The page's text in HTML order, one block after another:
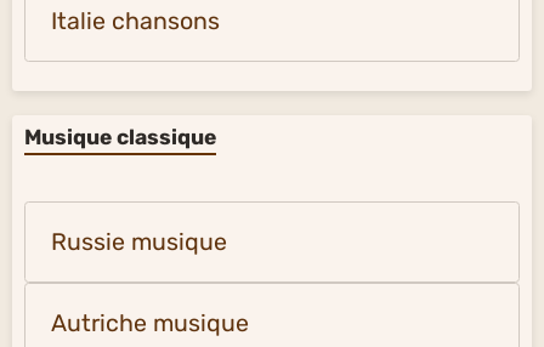
Italie chansons
Musique classique
Russie musique
Autriche musique